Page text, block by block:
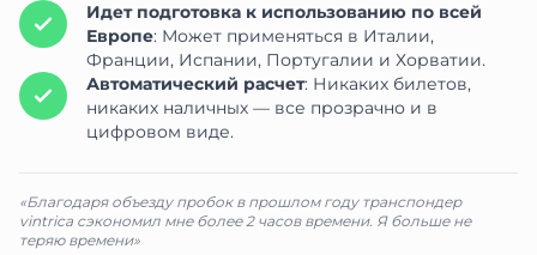
Идет подготовка к использованию по всей
Европе: Может применяться в Италии,
Франции, Испании, Португалии и Хорватии.
Автоматический расчет: Никаких билетов,
никаких наличных — все прозрачно и в
цифровом виде.
«Благодаря объезду пробок в прошлом году транспондер
vintrica сэкономил мне более 2 часов времени. Я больше не
теряю времени»